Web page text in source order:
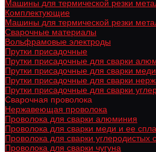
Машины для термической резки
Комплектующие
Машины для термической резки
Сварочные материалы
Вольфрамовые электроды
Прутки присадочные
Прутки присадочные для сварки
Прутки присадочные для сварки
Прутки присадочные для сварки
Прутки присадочные для сварки
Сварочная проволока
Нержавеющая проволока
Проволока для сварки алюминия
Проволока для сварки меди и ее
Проволока для сварки углеродистых
Проволока для сварки чугуна